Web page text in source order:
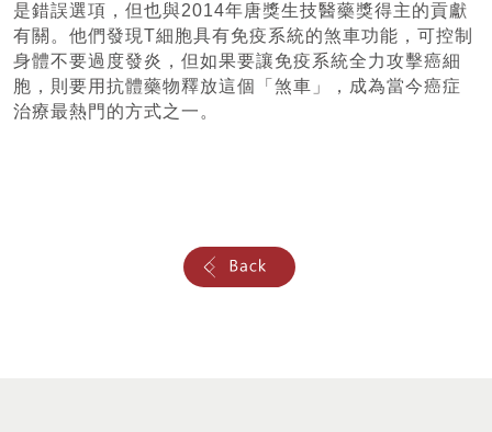
是錯誤選項，但也與2014年唐獎生技醫藥獎得主的貢獻
有關。他們發現T細胞具有免疫系統的煞車功能，可控制
身體不要過度發炎，但如果要讓免疫系統全力攻擊癌細
胞，則要用抗體藥物釋放這個「煞車」，成為當今癌症
治療最熱門的方式之一。